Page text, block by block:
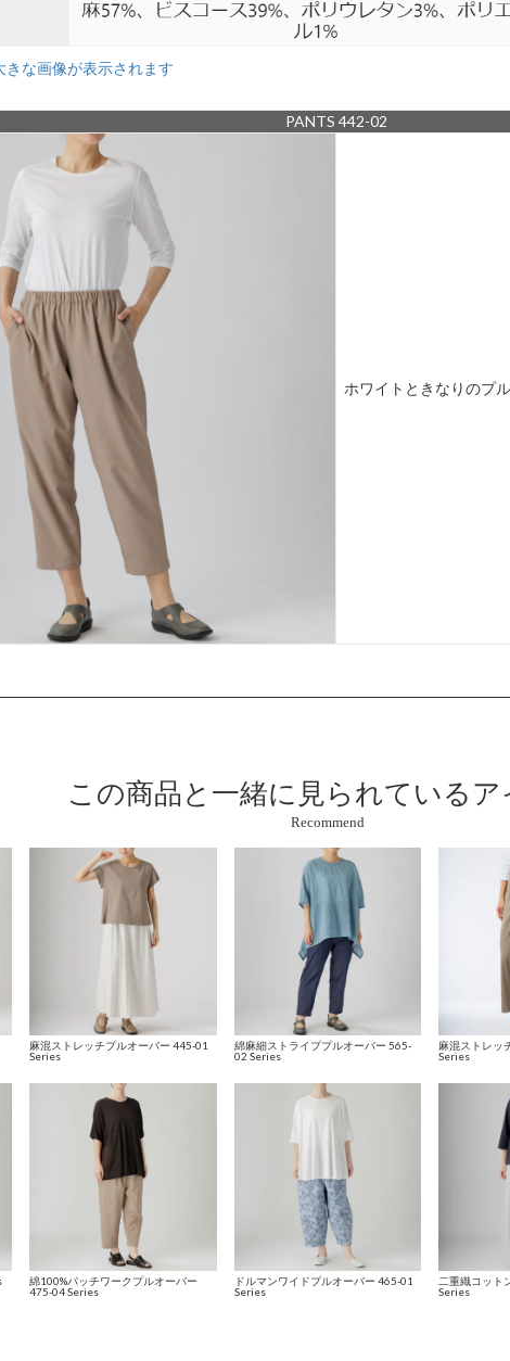
きな画像が表示されます
PANTS 442-02
ホワイトときなりのプ
この商品と 一緒に見られているア
Recommend
麻混ストレッチプルオーバー 445-01
Series
綿麻細ストライププルオーバー 565-
02 Series
麻混ストレッ
Series
綿100%パッチワークプルオーバー
475-04 Series
ドルマンワイドプルオーバー 465-01
Series
二重織コット
Series